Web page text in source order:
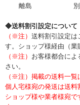
離島
◆送料割引設定について
（※注） 送料割引設定は
す。ショップ様経由（業
（※注） お客様都合に
さい。
（※注）掲載の送料一覧
個人宅様宛の発送は送料
ショップ様や業者様宛